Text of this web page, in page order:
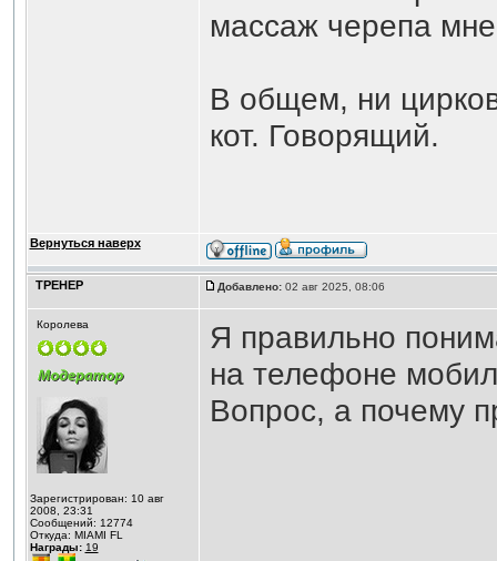
массаж черепа
В общем, ни
кот. Говорящий.
Вернуться наверх
ТРЕНЕР Добавлено:02 авг 2025, 08:06
Королева
Зарегистрирован: 10 авг
2008, 23:31
Сообщений: 12774
Откуда: MIAMI FL
Награды: 19
Я правильно
на телефоне
Вопрос, а почему